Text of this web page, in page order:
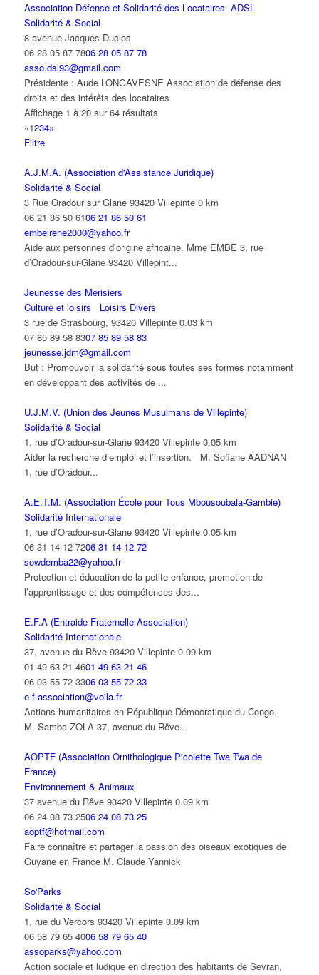
Association Défense et Solidarité des Locataires- ADSL
Solidarité & Social
8 avenue Jacques Duclos
06 28 05 87 7806 28 05 87 78
asso.dsl93@gmail.com
Présidente : Aude LONGAVESNE Association de défense des
droits et des intérêts des locataires
Affichage 1 à 20 sur 64 résultats
«1234»
Filtre
A.J.M.A. (Association d'Assistance Juridique)
Solidarité & Social
3 Rue Oradour sur Glane 93420 Villepinte 0 km
06 21 86 50 6106 21 86 50 61
embeirene2000@yahoo.fr
Aide aux personnes d’origine africaine. Mme EMBE 3, rue
d’Oradour-sur-Glane 93420 Villepint...
Jeunesse des Merisiers
Culture et loisirs
Loisirs Divers
3 rue de Strasbourg, 93420 Villepinte 0.03 km
07 85 89 58 8307 85 89 58 83
jeunesse.jdm@gmail.com
But : Promouvoir la solidarité sous toutes ses formes notamment
en développant des activités de ...
U.J.M.V. (Union des Jeunes Musulmans de Villepinte)
Solidarité & Social
1, rue d’Oradour-sur-Glane 93420 Villepinte 0.05 km
Aider la recherche d’emploi et l’insertion. M. Sofiane AADNAN
1, rue d’Oradour...
A.E.T.M. (Association École pour Tous Mbousoubala-Gambie)
Solidarité Internationale
1, rue d’Oradour-sur-Glane 93420 Villepinte 0.05 km
06 31 14 12 7206 31 14 12 72
sowdemba22@yahoo.fr
Protection et éducation de la petite enfance, promotion de
l’apprentissage et des compétences des...
E.F.A (Entraide Fraternelle Association)
Solidarité Internationale
37, avenue du Rêve 93420 Villepinte 0.09 km
01 49 63 21 4601 49 63 21 46
06 03 55 72 3306 03 55 72 33
e-f-association@voila.fr
Actions humanitaires en République Démocratique du Congo.
M. Samba ZOLA 37, avenue du Rêve...
AOPTF (Association Ornithologique Picolette Twa Twa de
France)
Environnement & Animaux
37 avenue du Rêve 93420 Villepinte 0.09 km
06 24 08 73 2506 24 08 73 25
aoptf@hotmail.com
Faire connaître et partager la passion des oiseaux exotiques de
Guyane en France M. Claude Yannick
So'Parks
Solidarité & Social
1, rue du Vercors 93420 Villepinte 0.09 km
06 58 79 65 4006 58 79 65 40
assoparks@yahoo.com
Action sociale et ludique en direction des habitants de Sevran,